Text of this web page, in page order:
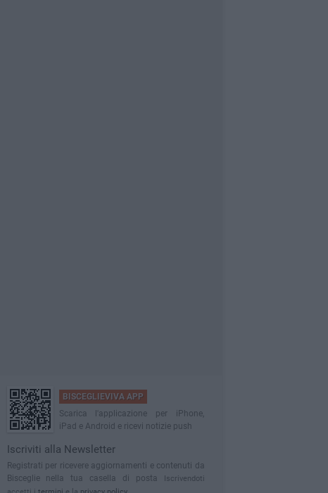
BISCEGLIEVIVA APP
Scarica l'applicazione per iPhone,
iPad e Android e ricevi notizie push
Iscriviti alla Newsletter
Registrati per ricevere aggiornamenti e contenuti da
Bisceglie nella tua casella di posta
Iscrivendoti